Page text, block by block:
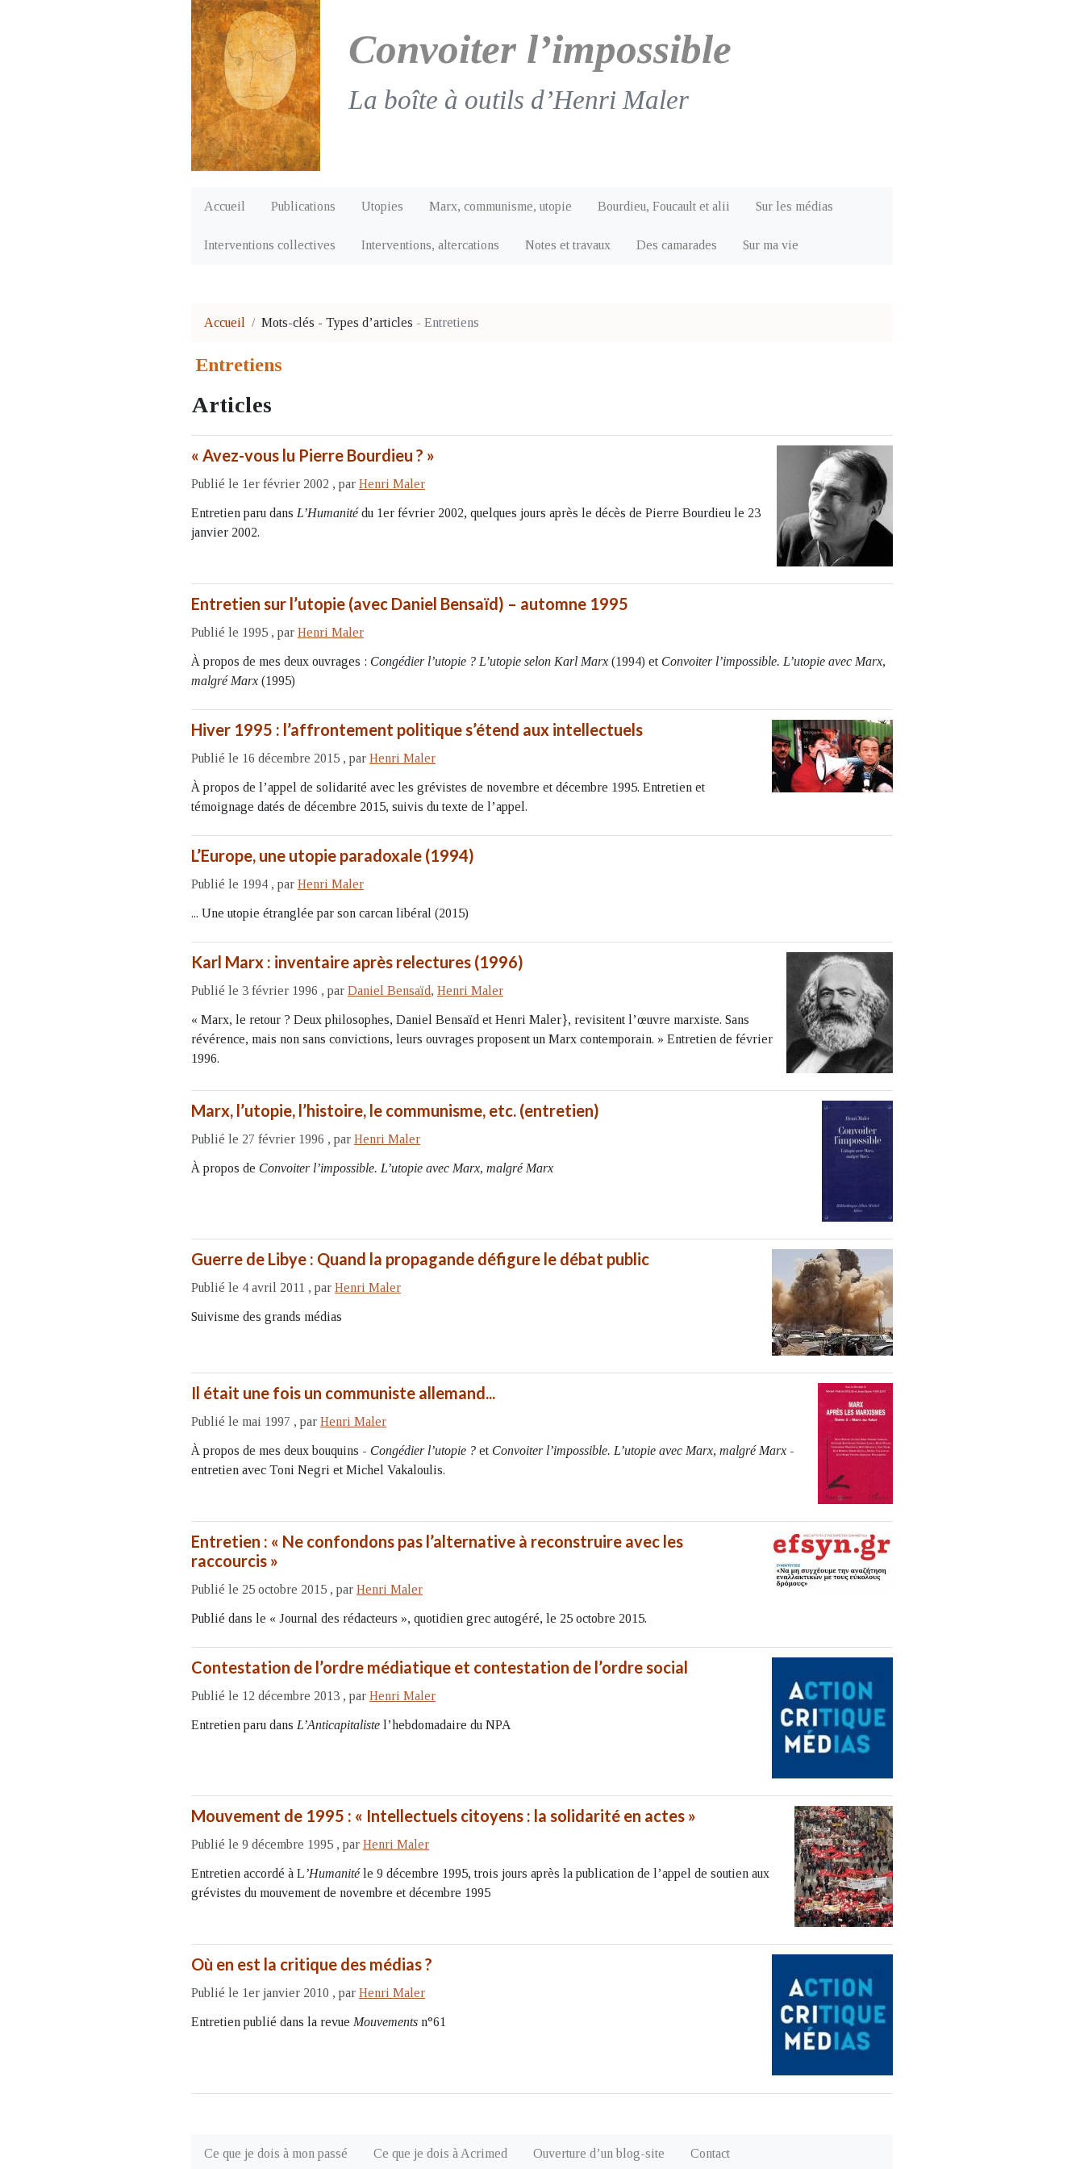
Convoiter l’impossible
La boîte à outils d’Henri Maler
Accueil Publications Utopies Marx, communisme, utopie Bourdieu, Foucault et alii Sur les médias
Interventions collectives Interventions, altercations Notes et travaux Des camarades Sur ma vie
Accueil Mots-clés - Types d’articles - Entretiens
Entretiens
Articles
« Avez-vous lu Pierre Bourdieu ? »
Publié le 1er février 2002 , par Henri Maler
Entretien paru dans L’Humanitédu 1er février 2002, quelques jours après le décès de Pierre Bourdieu le 23
janvier 2002.
Entretien sur l’utopie (avec Daniel Bensaïd) – automne 1995
Publié le 1995 , par Henri Maler
À propos de mes deux ouvrages : Congédier l’utopie ? L’utopie selon Karl Marx (1994) et Convoiter l’impossible. L’utopie avec Marx,
malgré Marx (1995)
Hiver 1995 : l’affrontement politique s’étend aux intellectuels
Publié le 16 décembre 2015 , par Henri Maler
À propos de l’appel de solidarité avec les grévistes de novembre et décembre 1995. Entretien et
témoignage datés de décembre 2015, suivis du texte de l’appel.
L’Europe, une utopie paradoxale (1994)
Publié le 1994 , par Henri Maler
... Une utopie étranglée par son carcan libéral (2015)
Karl Marx : inventaire après relectures (1996)
Publié le 3 février 1996 , par Daniel Bensaïd, Henri Maler
« Marx, le retour ? Deux philosophes, Daniel Bensaïd et Henri Maler}, revisitent l’œuvre marxiste. Sans
révérence, mais non sans convictions, leurs ouvrages proposent un Marx contemporain. » Entretien de février
1996.
Marx, l’utopie, l’histoire, le communisme, etc. (entretien)
Publié le 27 février 1996 , par Henri Maler
À propos de Convoiter l’impossible. L’utopie avec Marx, malgré Marx
Guerre de Libye : Quand la propagande défigure le débat public
Publié le 4 avril 2011 , par Henri Maler
Suivisme des grands médias
Il était une fois un communiste allemand...
Publié le mai 1997 , par Henri Maler
À propos de mes deux bouquins - Congédier l’utopie ? et Convoiter l’impossible. L’utopie avec Marx, malgré Marx -
entretien avec Toni Negri et Michel Vakaloulis.
Entretien : « Ne confondons pas l’alternative à reconstruire avec les
raccourcis »
Publié le 25 octobre 2015 , par Henri Maler
Publié dans le « Journal des rédacteurs », quotidien grec autogéré, le 25 octobre 2015.
Contestation de l’ordre médiatique et contestation de l’ordre social
Publié le 12 décembre 2013 , par Henri Maler
Entretien paru dans L’Anticapitaliste l’hebdomadaire du NPA
Mouvement de 1995 : « Intellectuels citoyens : la solidarité en actes »
Publié le 9 décembre 1995 , par Henri Maler
Entretien accordé à L’Humanitéle 9 décembre 1995, trois jours après la publication de l’appel de soutien aux
grévistes du mouvement de novembre et décembre 1995
Où en est la critique des médias ?
Publié le 1er janvier 2010 , par Henri Maler
Entretien publié dans la revue Mouvements n°61
Ce que je dois à mon passé Ce que je dois à Acrimed Ouverture d’un blog-site Contact